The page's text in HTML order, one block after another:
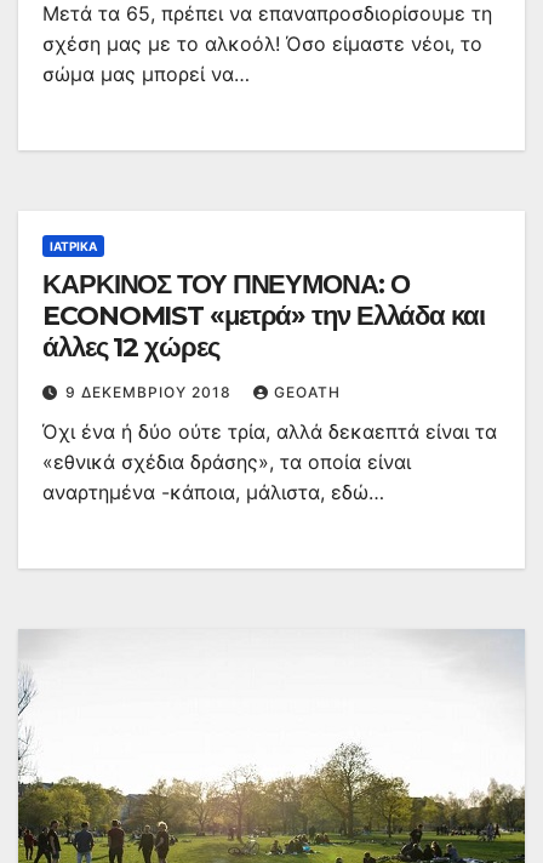
Μετά τα 65, πρέπει να επαναπροσδιορίσουμε τη
σχέση μας με το αλκοόλ! Όσο είμαστε νέοι, το
σώμα μας μπορεί να…
ΙΑΤΡΙΚΆ
ΚΑΡΚΙΝΟΣ ΤΟΥ ΠΝΕΥΜΟΝΑ: Ο
ECONOMIST «μετρά» την Ελλάδα και
άλλες 12 χώρες
9 ΔΕΚΕΜΒΡΊΟΥ 2018 GEOATH
Όχι ένα ή δύο ούτε τρία, αλλά δεκαεπτά είναι τα
«εθνικά σχέδια δράσης», τα οποία είναι
αναρτημένα -κάποια, μάλιστα, εδώ…